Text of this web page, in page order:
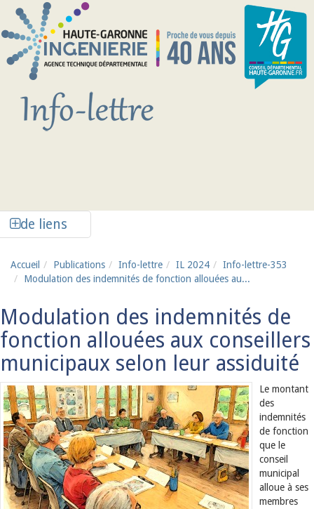
Aller au contenu principal
de liens
Accueil Publications Info-lettre IL 2024
Info-lettre-353
Modulation des indemnités de fonction allouées au...
Modulation des indemnités de
fonction allouées aux conseillers
municipaux selon leur assiduité
Le montant
des
indemnités
de fonction
que le
conseil
municipal
alloue à ses
membres